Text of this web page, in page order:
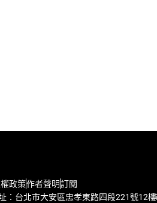
政策作者聲明訂閱
：台北市大安區忠孝東路四段221號12樓